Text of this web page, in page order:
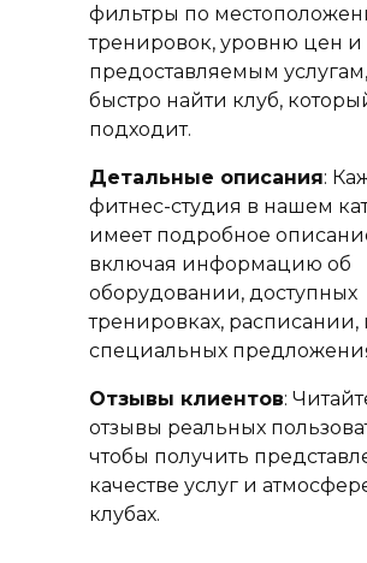
фильтры по
тренировок, уровню цен и
предоставляемым
быстро найти клуб,
подходит.
Детальные описания:
фитнес-студия в нашем
имеет подробное
включая информацию об
оборудовании, доступных
тренировках, расписании,
специальных
Отзывы клиентов:
отзывы реальных
чтобы получить
качестве услуг и
клубах.